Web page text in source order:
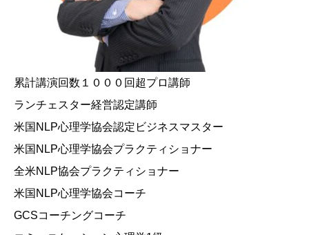
累計講演回数１０００回超プロ講師
ランチェスター経営認定講師
米国NLP心理学協会認定ビジネスマスター
米国NLP心理学協会プラクティショナー
全米NLP協会プラクティショナー
米国NLP心理学協会コーチ
GCSコーチングコーチ